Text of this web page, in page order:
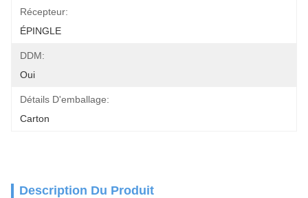
Récepteur:
ÉPINGLE
DDM:
Oui
Détails D'emballage:
Carton
Description Du Produit